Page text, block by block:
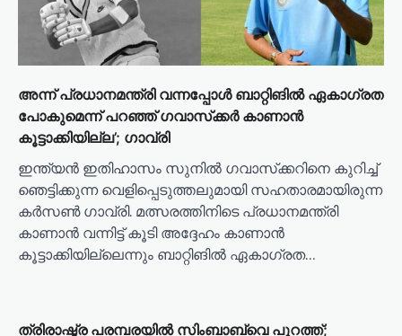
അന്ന് പ്രധാനമന്ത്രി വന്നപ്പോൾ ബാറ്റിങിൽ ഏകാഗ്രത
പോകുമെന്ന് പറഞ്ഞ് ഗവാസ്‌ക്കർ കാണാൻ
കൂട്ടാക്കിയില്ല’; ഗാവ്രി
ഇന്ത്യൻ ഇതിഹാസം സുനിൽ ഗവാസ്‌ക്കറിനെ കുറിച്ച്
ഞെട്ടിക്കുന്ന വെളിപ്പെടുത്തലുമായി സഹതാരമായിരുന്ന
കര്‍സണ്‍ ഗാവ്രി. മത്സരത്തിനിടെ പ്രധാനമന്ത്രി
കാണാൻ വന്നിട്ട് കൂടി അദ്ദേഹം കാണാൻ
കൂട്ടാക്കിയില്ലെന്നും ബാറ്റിങിൽ ഏകാഗ്രത…
ത്രിരാഷ്ട്ര പരമ്പരയിൽ സിംബാബ്‍വെ പുറത്ത്;